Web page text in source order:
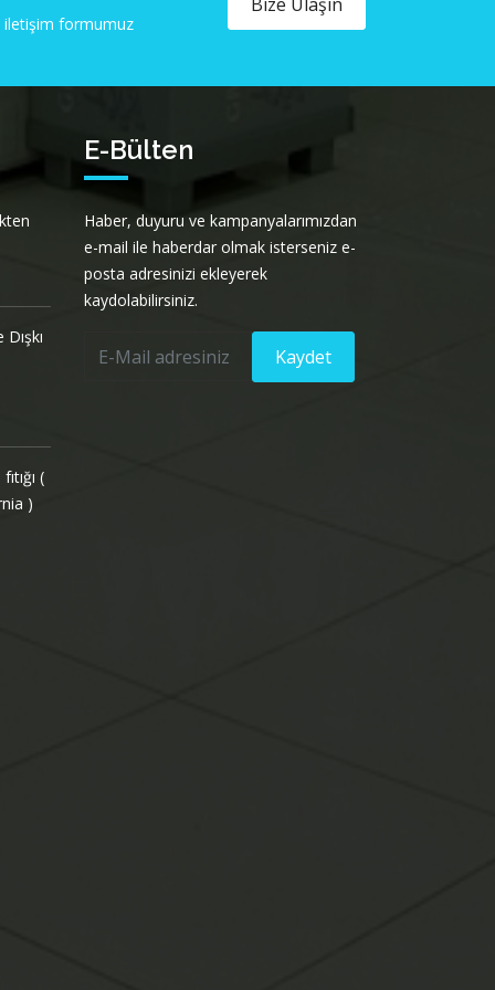
iletişim formumuz
(
)
E-Bülten
Haber, duyuru ve kampanyalarımızdan
e-mail ile haberdar olmak isterseniz e-
posta adresinizi ekleyerek
kaydolabilirsiniz.
Kaydet